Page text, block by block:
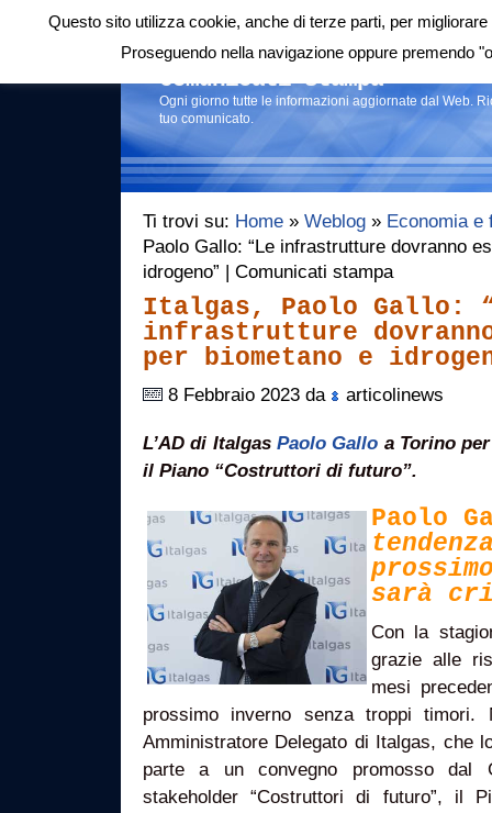
Login|RSS |
Comunicati stampa
Ogni giorno tutte le informazioni aggiornate dal Web.
tuo comunicato.
Ti trovi su: Home » Weblog » Economia e
Paolo Gallo: “Le infrastrutture dovranno
idrogeno” | Comunicati stampa
Italgas, Paolo Gallo:
infrastrutture
per biometano e
8 Febbraio 2023 da articolinews
L’AD di Italgas Paolo Gallo a Torino
il Piano “Costruttori di futuro”.
Paolo
sarà
Con la
grazie alle
mesi
prossimo inverno senza troppi
Amministratore Delegato di Italgas, che
parte a un convegno promosso dal
stakeholder “Costruttori di futuro”, il
Questo sito utilizza cookie, anche di terze parti, per
Proseguendo nella navigazione oppure premendo